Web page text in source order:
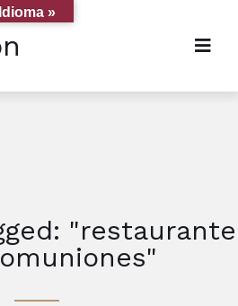
"restaurante
Idioma »